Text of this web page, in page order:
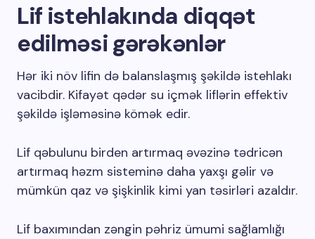
Lif istehlakında diqqət
edilməsi gərəkənlər
Hər iki növ lifin də balanslaşmış şəkildə istehlakı
vacibdir. Kifayət qədər su içmək liflərin effektiv
şəkildə işləməsinə kömək edir.
Lif qəbulunu birden artırmaq əvəzinə tədricən
artırmaq həzm sisteminə daha yaxşı gəlir və
mümkün qaz və şişkinlik kimi yan təsirləri azaldır.
Lif baxımından zəngin pəhriz ümumi sağlamlığı